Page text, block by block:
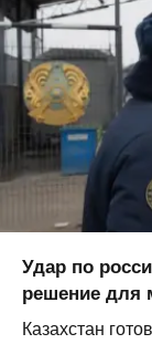
Удар по
решение для
Казахстан